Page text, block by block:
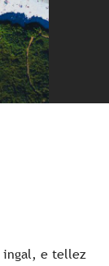
ingal, e tellez